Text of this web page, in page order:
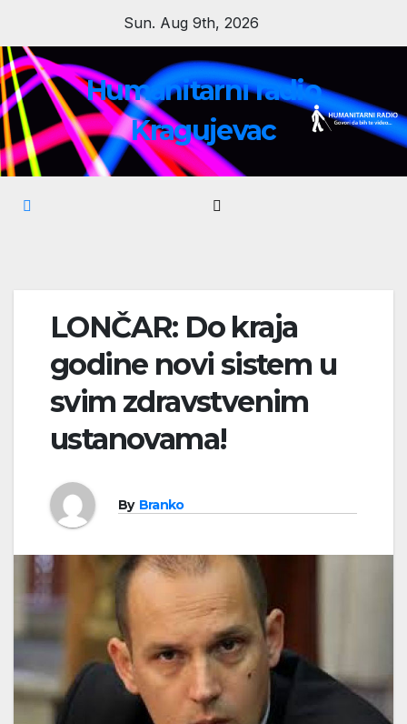
content
Sun. Aug 9th, 2026
Humanitarni radio
Kragujevac
LONČAR: Do kraja
godine novi sistem u
svim zdravstvenim
ustanovama!
By Branko